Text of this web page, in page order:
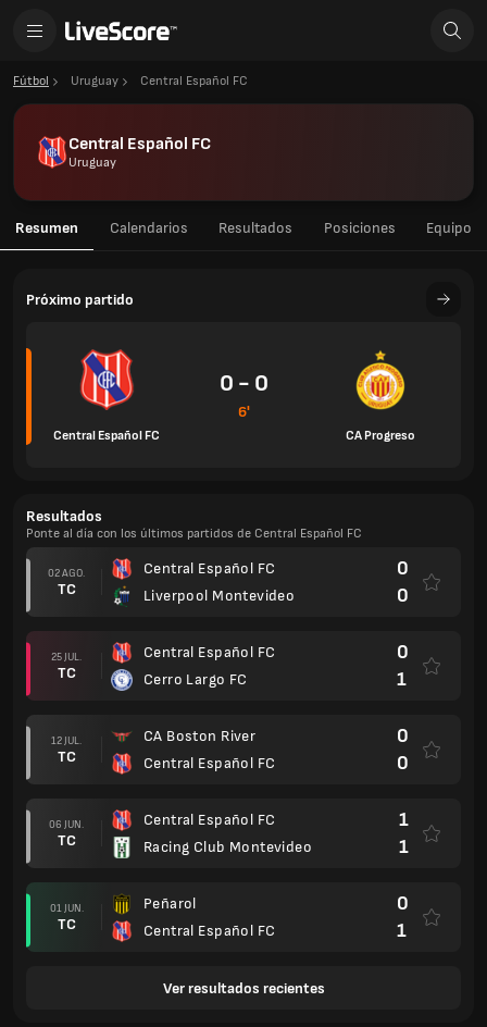
Fútbol Uruguay Central Español FC
Central Español FC
Uruguay
Resumen Calendarios Resultados Posiciones Equipo
Próximo partido
Central Español FC
0 - 0
6'
CA Progreso
Resultados
Ponte al día con los últimos partidos de Central Español FC
02 AGO.
TC
Central Español FC
Liverpool Montevideo
0
0
25 JUL.
TC
Central Español FC
Cerro Largo FC
0
1
12 JUL.
TC
CA Boston River
Central Español FC
0
0
06 JUN.
TC
Central Español FC
Racing Club Montevideo
1
1
01 JUN.
TC
Peñarol
Central Español FC
0
1
Ver resultados recientes